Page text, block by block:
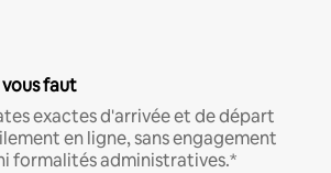
faut
exactes d'arrivée et de départ
en ligne, sans engagement
formalités administratives.*